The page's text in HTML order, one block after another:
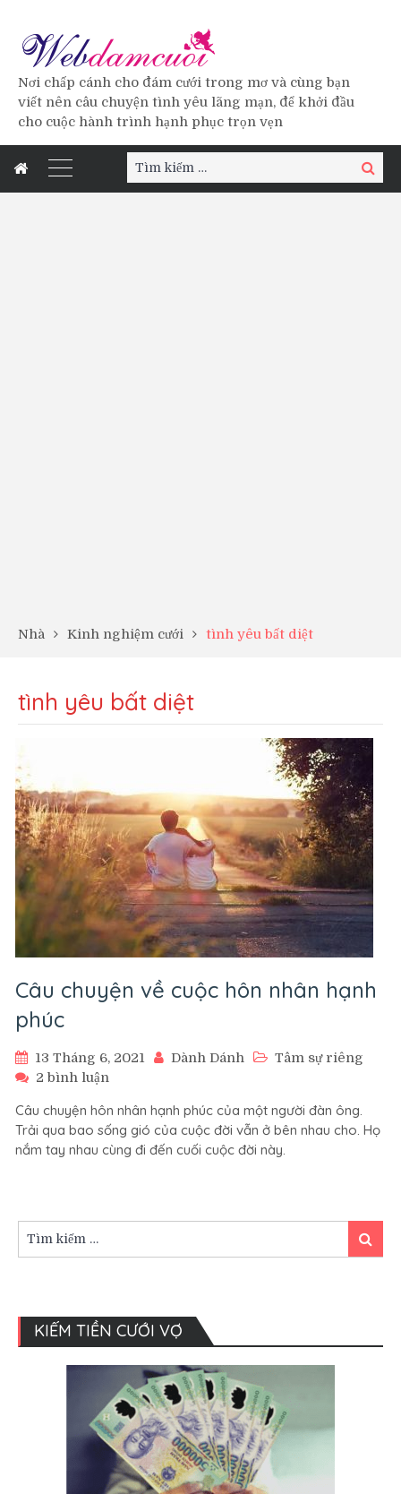
Nơi chấp cánh cho đám cưới trong mơ và cùng bạn
viết nên câu chuyện tình yêu lãng mạn, để khởi đầu
cho cuộc hành trình hạnh phục trọn vẹn
Tìm
kiếm:
Tìm
kiếm
Nhà Kinh nghiệm cưới tình yêu bất diệt
tình yêu bất diệt
Câu chuyện về cuộc hôn nhân hạnh
phúc
13 Tháng 6, 2021 Dành Dánh
Tâm sự riêng
2 bình luận
chuyện
về
cuộc
phúc
Câu chuyện hôn nhân hạnh phúc của một người đàn ông.
Trải qua bao sống gió của cuộc đời vẫn ở bên nhau cho. Họ
nắm tay nhau cùng đi đến cuối cuộc đời này.
kiếm:
Tìm
kiếm
KIẾM TIỀN CƯỚI VỢ